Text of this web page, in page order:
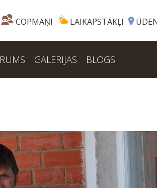
COPMAŅI LAIKAPSTĀKĻI
RUMS GALERIJAS BLOGS